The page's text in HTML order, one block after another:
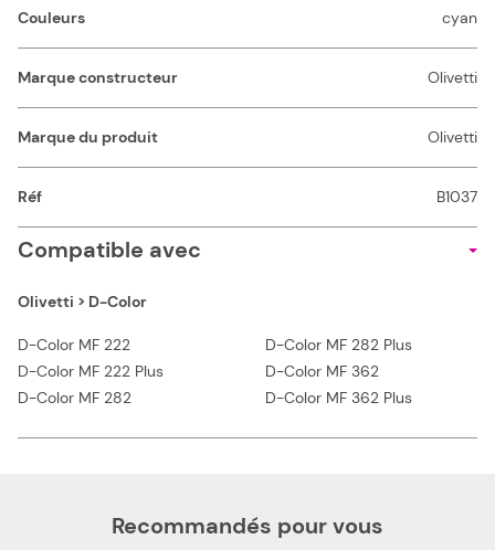
Couleurs cyan
Marque constructeur Olivetti
Marque du produit Olivetti
Réf B1037
Compatible avec
Olivetti > D-Color
D-Color MF 222
D-Color MF 222 Plus
D-Color MF 282
D-Color MF 282 Plus
D-Color MF 362
D-Color MF 362 Plus
Recommandés pour vous